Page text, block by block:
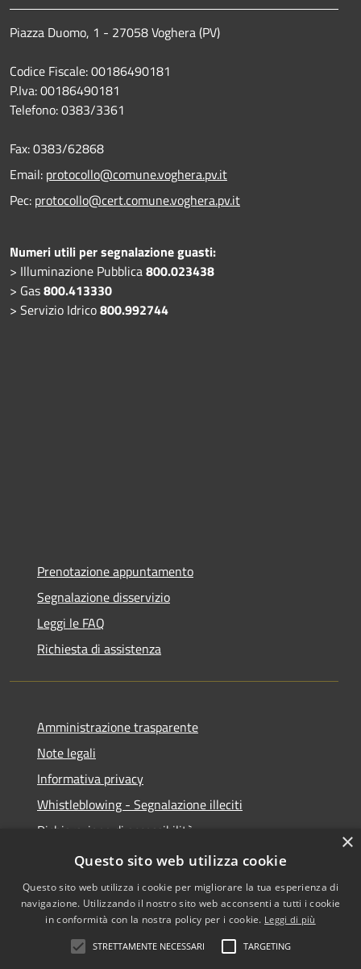
Piazza Duomo, 1 - 27058 Voghera (PV)
Codice Fiscale: 00186490181
P.Iva: 00186490181
Telefono:0383/3361
Fax:0383/62868
Email: protocollo@comune.voghera.pv.it
Pec: protocollo@cert.comune.voghera.pv.it
Numeri utili per segnalazione guasti:
> Illuminazione Pubblica800.023438
> Gas800.413330
> Servizio Idrico800.992744
Prenotazione appuntamento
Segnalazione disservizio
Leggi le FAQ
Richiesta di assistenza
Amministrazione trasparente
Note legali
Informativa privacy
Whistleblowing - Segnalazione illeciti
Dichiarazione di accessibilità
Obiettivi di acessibilità
Accessibilità
Copyright © 2026 • Comune di
Voghera • Powered by
×
Questo sito web utilizza cookie
Questo sito web utilizza i cookie per migliorare la tua esperienza di
navigazione. Utilizzando il nostro sito web acconsenti a tutti i cookie
in conformità con la nostra policy per i cookie. Leggi di più
STRETTAMENTE NECESSARI TARGETING